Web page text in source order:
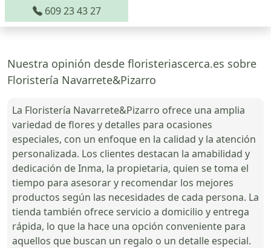
609 23 43 27
Nuestra opinión desde floristeriascerca.es sobre
Floristería Navarrete&Pizarro
La Floristería Navarrete&Pizarro ofrece una amplia
variedad de flores y detalles para ocasiones
especiales, con un enfoque en la calidad y la atención
personalizada. Los clientes destacan la amabilidad y
dedicación de Inma, la propietaria, quien se toma el
tiempo para asesorar y recomendar los mejores
productos según las necesidades de cada persona. La
tienda también ofrece servicio a domicilio y entrega
rápida, lo que la hace una opción conveniente para
aquellos que buscan un regalo o un detalle especial.